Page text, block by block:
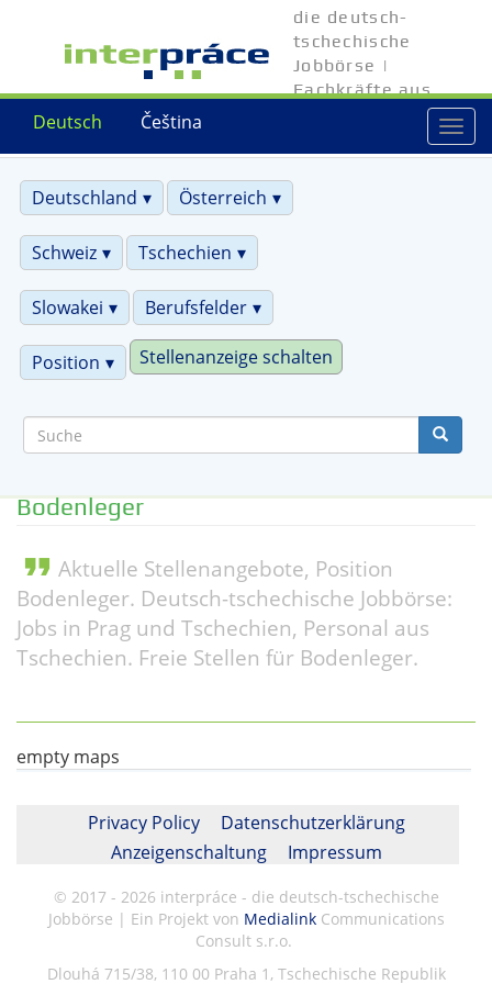
Čeština
Deutsch
die deutsch-
tschechische
Jobbörse |
Fachkräfte aus
Tschechien
Deutschland
Österreich
Schweiz Tschechien
Slowakei Berufsfelder
Position Stellenanzeige schalten
Bodenleger
format_quote Aktuelle Stellenangebote, Position
Bodenleger. Deutsch-tschechische Jobbörse:
Jobs in Prag und Tschechien, Personal aus
Tschechien. Freie Stellen für Bodenleger.
empty maps
Privacy Policy
Datenschutzerklärung
Anzeigenschaltung
Impressum
© 2017 - 2026 interpráce - die deutsch-tschechische
Jobbörse | Ein Projekt von MedialinkCommunications
Consult s.r.o.
Dlouhá 715/38, 110 00 Praha 1, Tschechische Republik